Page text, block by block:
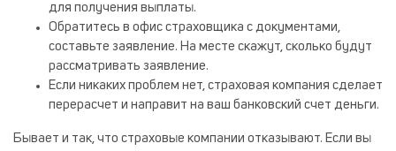
для получения выплаты.
Обратитесь в офис страховщика с документами,
составьте заявление. На месте скажут, сколько будут
рассматривать заявление.
Если никаких проблем нет, страховая компания сделает
перерасчет и направит на ваш банковский счет деньги.
Бывает и так, что страховые компании отказывают. Если вы